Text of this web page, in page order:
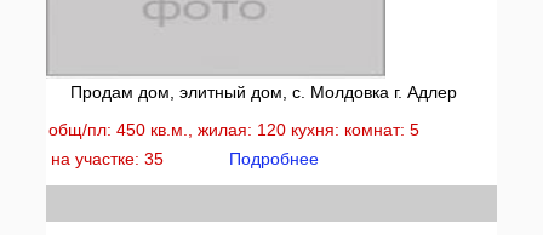
Продам дом, элитный дом, с. Молдовка г. Адлер
общ/пл: 450 кв.м., жилая: 120 кухня: комнат: 5
на участке: 35
Подробнее